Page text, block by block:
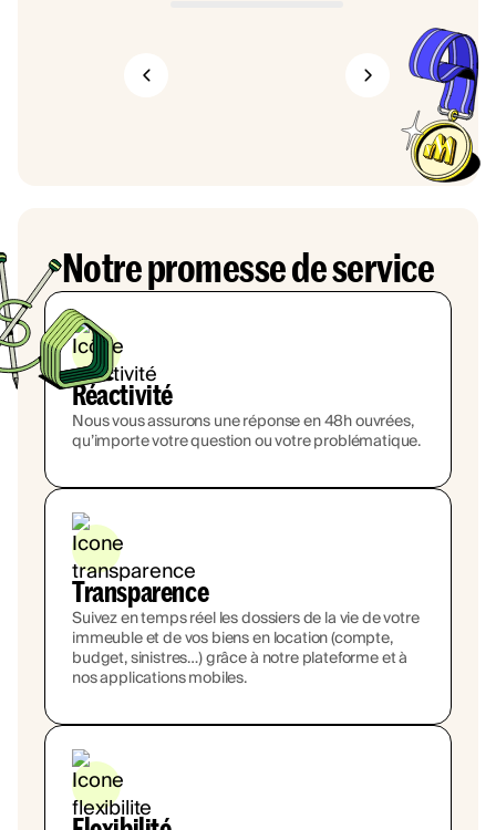
Notre promesse de service
Réactivité
Nous vous assurons une réponse en 48h ouvrées,
qu’importe votre question ou votre problématique.
Transparence
Suivez en temps réel les dossiers de la vie de votre
immeuble et de vos biens en location (compte,
budget, sinistres…) grâce à notre plateforme et à
nos applications mobiles.